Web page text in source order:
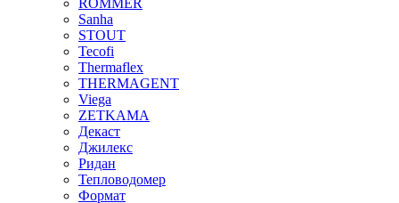
Sanha
STOUT
Tecofi
Thermaflex
THERMAGENT
Viega
ZETKAMA
Декаст
Джилекс
Ридан
Тепловодомер
Формат